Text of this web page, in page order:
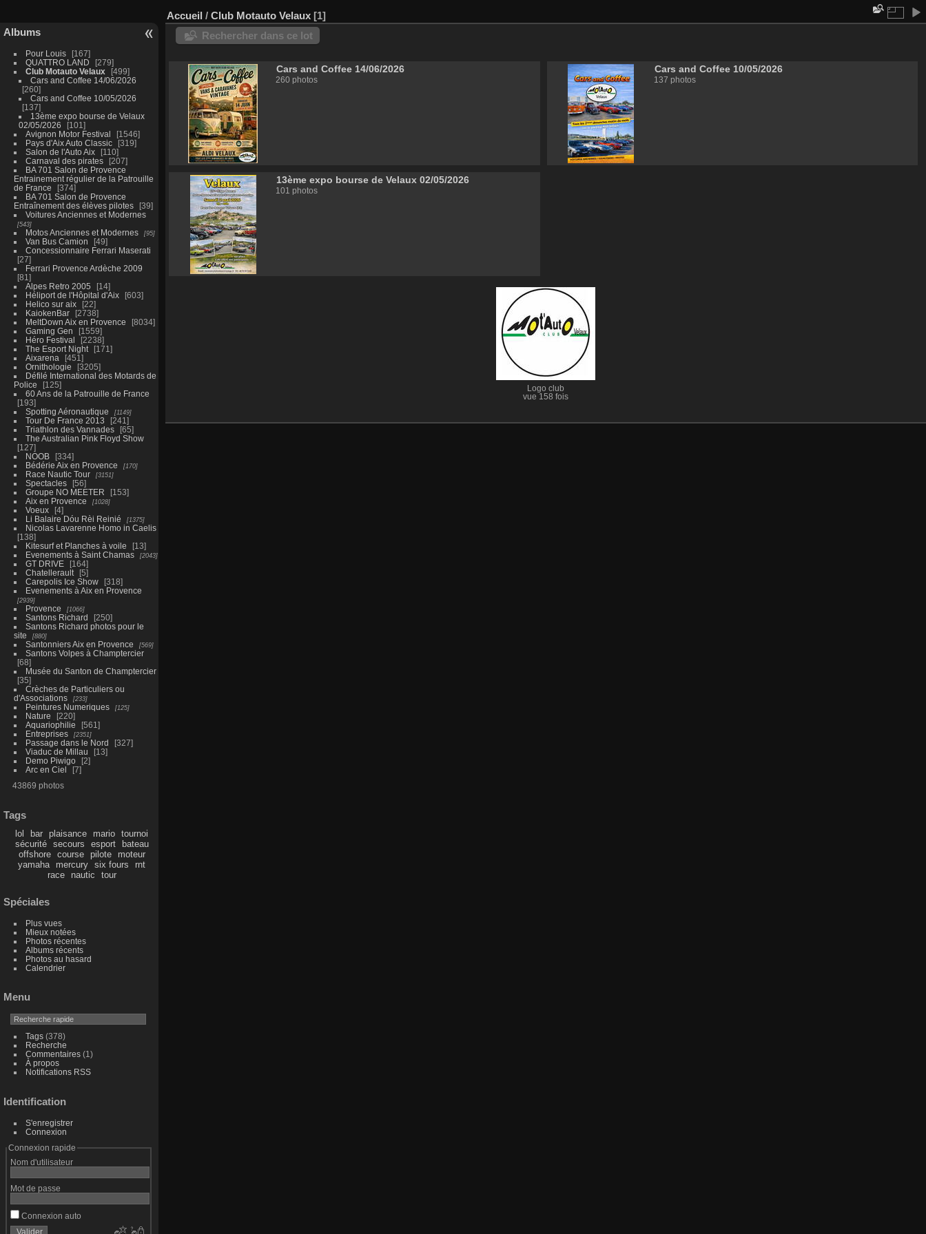
Albums
Pour Louis
167
QUATTRO LAND
279
Club Motauto Velaux
499
Cars and Coffee 14/06/2026
260
Cars and Coffee 10/05/2026
137
13ème expo bourse de Velaux
02/05/2026
101
Avignon Motor Festival
1546
Pays d'Aix Auto Classic
319
Salon de l'Auto Aix
110
Carnaval des pirates
207
BA 701 Salon de Provence
Entrainement régulier de la Patrouille
de France
374
BA 701 Salon de Provence
Entraînement des élèves pilotes
39
Voitures Anciennes et Modernes
543
Motos Anciennes et Modernes 95
Van Bus Camion
49
Concessionnaire Ferrari Maserati
27
Ferrari Provence Ardèche 2009
81
Alpes Retro 2005
14
Héliport de l'Hôpital d'Aix
603
Helico sur aix
22
KaiokenBar
2738
MeltDown Aix en Provence
8034
Gaming Gen
1559
Héro Festival
2238
The Esport Night
171
Aixarena
451
Ornithologie
3205
Défilé International des Motards de
Police
125
60 Ans de la Patrouille de France
193
Spotting Aéronautique
1149
Tour De France 2013
241
Triathlon des Vannades
65
The Australian Pink Floyd Show
127
NOOB
334
Bédérie Aix en Provence
170
Race Nautic Tour 3151
Spectacles
56
Groupe NO MEETER
153
Aix en Provence
1028
Voeux
4
Li Balaire Dóu Rèi Reinié
1375
Nicolas Lavarenne Homo in Caelis
138
Kitesurf et Planches à voile
13
Evenements à Saint Chamas
2043
GT DRIVE
164
Chatellerault
5
Carepolis Ice Show
318
Evenements à Aix en Provence
2939
Provence 1066
Santons Richard
250
Santons Richard photos pour le
site
880
Santonniers Aix en Provence 569
Santons Volpes à Champtercier
68
Musée du Santon de Champtercier
35
Crèches de Particuliers ou
d'Associations
233
Peintures Numeriques 125
Nature
220
Aquariophilie
561
Entreprises
2351
Passage dans le Nord
327
Viaduc de Millau
13
Demo Piwigo
2
Arc en Ciel
7
43869 photos
Tags
lol bar plaisance mario
tournoi
sécurité
secours esport
bateau
offshore
course pilote
moteur
yamaha
mercury six fours
rnt
race
nautic tour
Spéciales
Plus vues
Mieux notées
Photos récentes
Albums récents
Photos au hasard
Calendrier
Menu
Tags(378)
Recherche
Commentaires(1)
À propos
Notifications RSS
Identification
S'enregistrer
Connexion
Connexion rapide
Nom d'utilisateur
Mot de passe
Connexion auto
Accueil / Club Motauto Velaux 1
Rechercher dans ce lot
Cars and Coffee 14/06/2026
260 photos
Cars and Coffee 10/05/2026
137 photos
13ème expo bourse de Velaux 02/05/2026
101 photos
Logo club
vue 158 fois